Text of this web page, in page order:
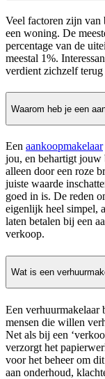
Veel factoren zijn van
een woning. De
percentage van de
meestal 1%.
verdient zichzelf terug
Waarom heb je een
Een aankoopmakelaar
jou, en behartigt
alleen door een roze
juiste waarde
goed in is. De reden
eigenlijk heel simpel,
laten betalen bij een
verkoop.
Wat is een
Een verhuurmakelaar
mensen die willen
Net als bij een
verzorgt het
voor het beheer om
aan onderhoud,